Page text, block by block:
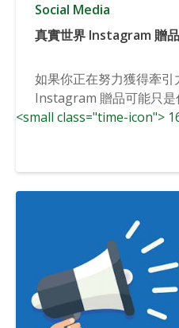
Social Media
真實世界 Instagram 贈
如果你正在努力獲得牽
Instagram 贈品可能只是
<small class="time-icon">